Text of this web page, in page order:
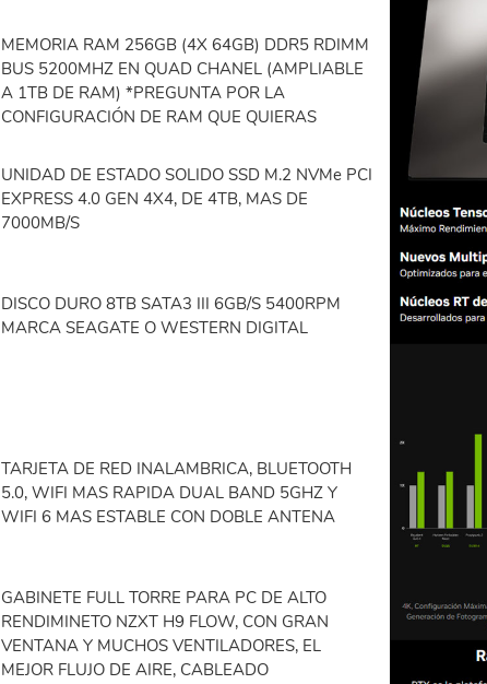
MEMORIA RAM 256GB (4X 64GB) DDR5 RDIMM
BUS 5200MHZ EN QUAD CHANEL (AMPLIABLE
A 1TB DE RAM) *PREGUNTA POR LA
CONFIGURACIÓN DE RAM QUE QUIERAS
UNIDAD DE ESTADO SOLIDO SSD M.2 NVMe PCI
EXPRESS 4.0 GEN 4X4, DE 4TB, MAS DE
7000MB/S
DISCO DURO 8TB SATA3 III 6GB/S 5400RPM
MARCA SEAGATE O WESTERN DIGITAL
TARJETA DE RED INALAMBRICA, BLUETOOTH
5.0, WIFI MAS RAPIDA DUAL BAND 5GHZ Y
WIFI 6 MAS ESTABLE CON DOBLE ANTENA
GABINETE FULL TORRE PARA PC DE ALTO
RENDIMINETO NZXT H9 FLOW, CON GRAN
VENTANA Y MUCHOS VENTILADORES, EL
MEJOR FLUJO DE AIRE, CABLEADO